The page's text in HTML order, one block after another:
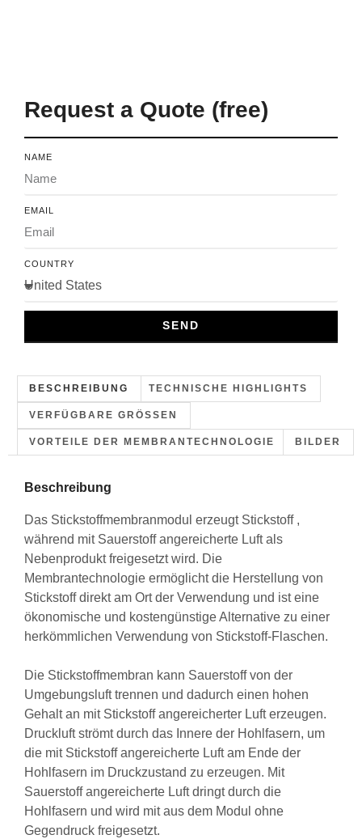
Request a Quote (free)
NAME
EMAIL
COUNTRY
SEND
BESCHREIBUNG TECHNISCHE HIGHLIGHTS
VERFÜGBARE GRÖSSEN
VORTEILE DER MEMBRANTECHNOLOGIE BILDER
Beschreibung
Das Stickstoffmembranmodul erzeugt Stickstoff ,
während mit Sauerstoff angereicherte Luft als
Nebenprodukt freigesetzt wird. Die
Membrantechnologie ermöglicht die Herstellung von
Stickstoff direkt am Ort der Verwendung und ist eine
ökonomische und kostengünstige Alternative zu einer
herkömmlichen Verwendung von Stickstoff-Flaschen.
Die Stickstoffmembran kann Sauerstoff von der
Umgebungsluft trennen und dadurch einen hohen
Gehalt an mit Stickstoff angereicherter Luft erzeugen.
Druckluft strömt durch das Innere der Hohlfasern, um
die mit Stickstoff angereicherte Luft am Ende der
Hohlfasern im Druckzustand zu erzeugen. Mit
Sauerstoff angereicherte Luft dringt durch die
Hohlfasern und wird mit aus dem Modul ohne
Gegendruck freigesetzt.